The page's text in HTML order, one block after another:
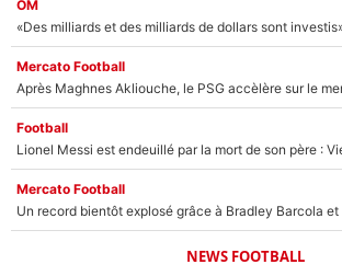
OM
Mercato Football
Football
Mercato Football
NEWS FOOTBALL